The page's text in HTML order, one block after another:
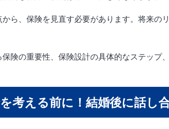
ら、保険を見直す必要があります。将来
険の重要性、保険設計の具体的なステップ
考える前に！結婚後に話し